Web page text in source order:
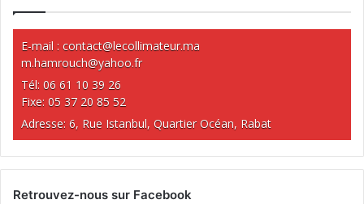
E-mail : contact@lecollimateur.ma
m.hamrouch@yahoo.fr
Tél: 06 61 10 39 26
Fixe: 05 37 20 85 52
Adresse: 6, Rue Istanbul, Quartier Océan, Rabat
Retrouvez-nous sur Facebook